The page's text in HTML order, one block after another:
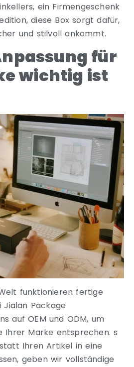
ein Firmengeschenk
diese Box sorgt dafür,
und stilvoll ankommt.
für
wichtig ist
funktionieren fertige
Jialan Package
auf OEM und ODM, um
Ihrer Marke entsprechen. s
Ihren Artikel in eine
geben wir vollständige